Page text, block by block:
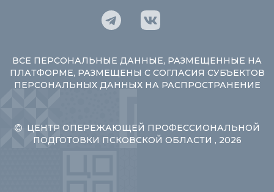
ВСЕ ПЕРСОНАЛЬНЫЕ ДАННЫЕ, РАЗМЕЩЕННЫЕ НА
ПЛАТФОРМЕ, РАЗМЕЩЕНЫ С СОГЛАСИЯ СУБЪЕКТОВ
ПЕРСОНАЛЬНЫХ ДАННЫХ НА РАСПРОСТРАНЕНИЕ
ЦЕНТР ОПЕРЕЖАЮЩЕЙ ПРОФЕССИОНАЛЬНОЙ
ПОДГОТОВКИ ПСКОВСКОЙ ОБЛАСТИ , 2026